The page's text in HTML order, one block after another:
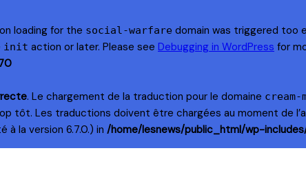
loading for the social-warfare domain was triggered too
init action or later. Please see Debugging in WordPress for
. Le chargement de la traduction pour le domaine cream-
tôt. Les traductions doivent être chargées au moment de
à la version 6.7.0.) in /home/lesnews/public_html/wp-